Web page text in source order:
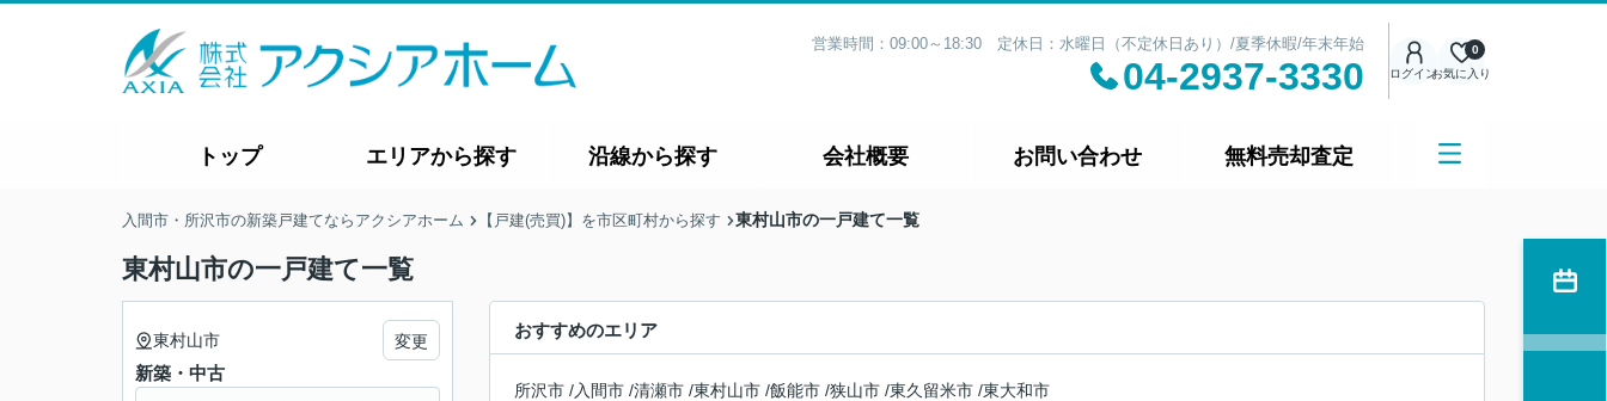
営業時間：09:00～18:30 定休日：水曜日（不定休日あり）/夏季休暇/年末年始
04-2937-3330 ログインお気に入り
0
トップ エリアから探す 沿線から探す 会社概要 お問い合わせ 無料売却査定
入間市・所沢市の新築戸建てならアクシアホーム 【戸建(売買)】を市区町村から探す 東村山市の一戸建て一覧
東村山市の一戸建て一覧
おすすめのエリア
所沢市 /入間市 /清瀬市 /東村山市 /飯能市 /狭山市 /東久留米市 /東大和市
東村山市 変更
新築・中古